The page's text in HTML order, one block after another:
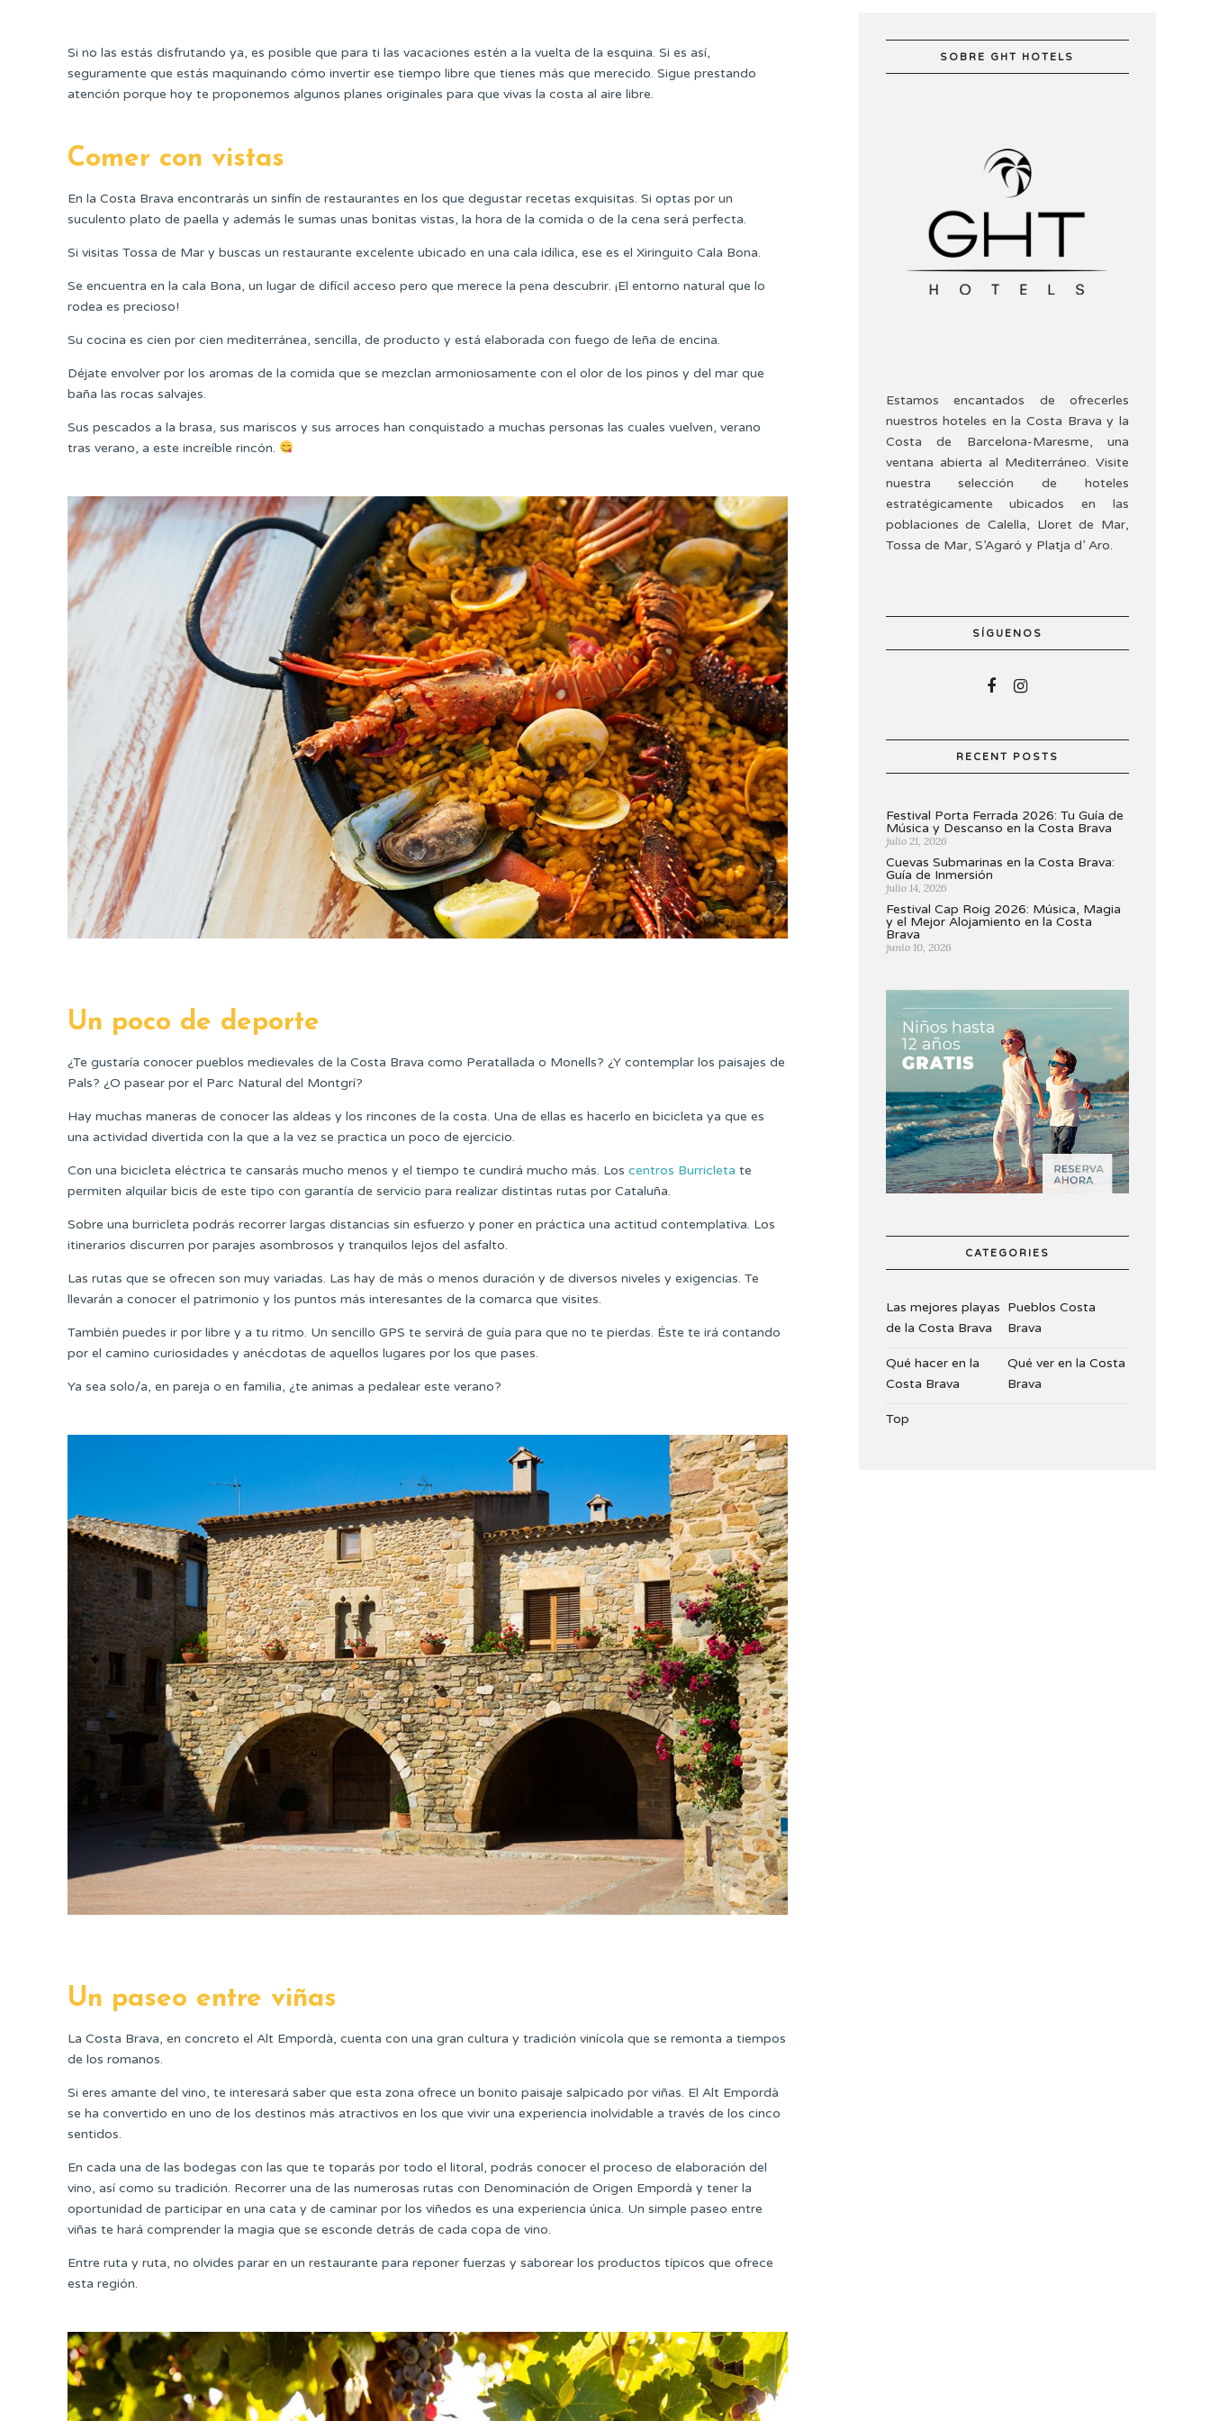
Si no las estás disfrutando ya, es posible que para ti las vacaciones estén a la vuelta de la esquina. Si es así,
seguramente que estás maquinando cómo invertir ese tiempo libre que tienes más que merecido. Sigue prestando
atención porque hoy te proponemos algunos planes originales para que vivas la costa al aire libre.
Comer con vistas
En la Costa Brava encontrarás un sinfín de restaurantes en los que degustar recetas exquisitas. Si optas por un
suculento plato de paella y además le sumas unas bonitas vistas, la hora de la comida o de la cena será perfecta.
Si visitas Tossa de Mar y buscas un restaurante excelente ubicado en una cala idílica, ese es el Xiringuito Cala Bona.
Se encuentra en la cala Bona, un lugar de difícil acceso pero que merece la pena descubrir. ¡El entorno natural que lo
rodea es precioso!
Su cocina es cien por cien mediterránea, sencilla, de producto y está elaborada con fuego de leña de encina.
Déjate envolver por los aromas de la comida que se mezclan armoniosamente con el olor de los pinos y del mar que
baña las rocas salvajes.
Sus pescados a la brasa, sus mariscos y sus arroces han conquistado a muchas personas las cuales vuelven, verano
tras verano, a este increíble rincón.
Un poco de deporte
¿Te gustaría conocer pueblos medievales de la Costa Brava como Peratallada o Monells? ¿Y contemplar los paisajes de
Pals? ¿O pasear por el Parc Natural del Montgrí?
Hay muchas maneras de conocer las aldeas y los rincones de la costa. Una de ellas es hacerlo en bicicleta ya que es
una actividad divertida con la que a la vez se practica un poco de ejercicio.
Con una bicicleta eléctrica te cansarás mucho menos y el tiempo te cundirá mucho más. Los centros Burricleta te
permiten alquilar bicis de este tipo con garantía de servicio para realizar distintas rutas por Cataluña.
Sobre una burricleta podrás recorrer largas distancias sin esfuerzo y poner en práctica una actitud contemplativa. Los
itinerarios discurren por parajes asombrosos y tranquilos lejos del asfalto.
Las rutas que se ofrecen son muy variadas. Las hay de más o menos duración y de diversos niveles y exigencias. Te
llevarán a conocer el patrimonio y los puntos más interesantes de la comarca que visites.
También puedes ir por libre y a tu ritmo. Un sencillo GPS te servirá de guía para que no te pierdas. Éste te irá contando
por el camino curiosidades y anécdotas de aquellos lugares por los que pases.
Ya sea solo/a, en pareja o en familia, ¿te animas a pedalear este verano?
Un paseo entre viñas
La Costa Brava, en concreto el Alt Empordà, cuenta con una gran cultura y tradición vinícola que se remonta a tiempos
de los romanos.
Si eres amante del vino, te interesará saber que esta zona ofrece un bonito paisaje salpicado por viñas. El Alt Empordà
se ha convertido en uno de los destinos más atractivos en los que vivir una experiencia inolvidable a través de los cinco
sentidos.
En cada una de las bodegas con las que te toparás por todo el litoral, podrás conocer el proceso de elaboración del
vino, así como su tradición. Recorrer una de las numerosas rutas con Denominación de Origen Empordà y tener la
oportunidad de participar en una cata y de caminar por los viñedos es una experiencia única. Un simple paseo entre
viñas te hará comprender la magia que se esconde detrás de cada copa de vino.
Entre ruta y ruta, no olvides parar en un restaurante para reponer fuerzas y saborear los productos típicos que ofrece
esta región.
SOBRE GHT HOTELS
Estamos encantados de ofrecerles
nuestros hoteles en la Costa Brava y la
Costa de Barcelona-Maresme, una
ventana abierta al Mediterráneo. Visite
nuestra selección de hoteles
estratégicamente ubicados en las
poblaciones de Calella, Lloret de Mar,
Tossa de Mar, S’Agaró y Platja d’ Aro.
SÍGUENOS
RECENT POSTS
Festival Porta Ferrada 2026: Tu Guía de
Música y Descanso en la Costa Brava
julio 21, 2026
Cuevas Submarinas en la Costa Brava:
Guía de Inmersión
julio 14, 2026
Festival Cap Roig 2026: Música, Magia
y el Mejor Alojamiento en la Costa
Brava
junio 10, 2026
CATEGORIES
Las mejores playas
de la Costa Brava
Pueblos Costa
Brava
Qué hacer en la
Costa Brava
Qué ver en la Costa
Brava
Top